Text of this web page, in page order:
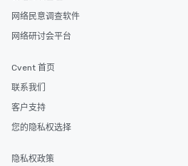
网络民意调查软件
网络研讨会平台
Cvent 首页
联系我们
客户支持
您的隐私权选择
隐私权政策